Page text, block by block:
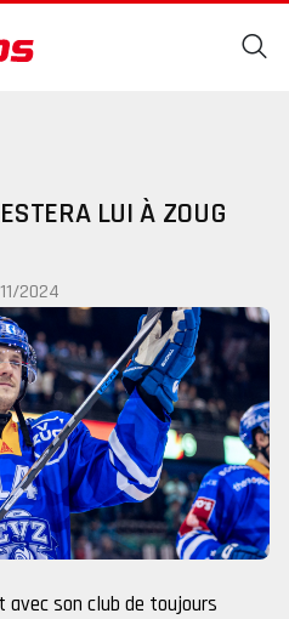
LUI À ZOUG
2024
son club de toujours